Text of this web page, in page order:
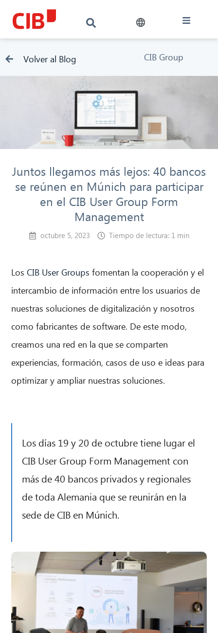
Volver al Blog CIB Group
Juntos llegamos más lejos: 40 bancos
se reúnen en Múnich para participar
en el CIB User Group Form
Management
octubre 5, 2023 Tiempo de lectura: 1 min
LosCIB User Groups fomentan la cooperación y el
intercambio de información entre los usuarios de
nuestras soluciones de digitalización y nosotros
como fabricantes de software. De este modo,
creamos una red en la que se comparten
experiencias, formación, casos de uso e ideas para
optimizar y ampliar nuestras soluciones.
Los días 19 y 20 de octubre tiene lugar el
CIB User Group Form Management con
más de 40 bancos privados y regionales
de toda Alemania que se reunirán en la
sede de CIB en Múnich.
¡Hola! ¿Qué puedo hacer por ti?